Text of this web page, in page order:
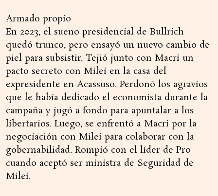
Armado propio
En 2023, el sueño presidencial de Bullrich
quedó trunco, pero ensayó un nuevo cambio de
piel para subsistir. Tejió junto con Macri un
pacto secreto con Milei en la casa del
expresidente en Acassuso. Perdonó los agravios
que le había dedicado el economista durante la
campaña y jugó a fondo para apuntalar a los
libertarios. Luego, se enfrentó a Macri por la
negociación con Milei para colaborar con la
gobernabilidad. Rompió con el líder de Pro
cuando aceptó ser ministra de Seguridad de
Milei.